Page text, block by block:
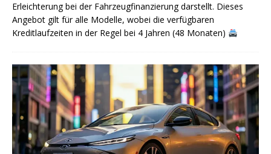
Erleichterung bei der Fahrzeugfinanzierung darstellt. Dieses
Angebot gilt für alle Modelle, wobei die verfügbaren
Kreditlaufzeiten in der Regel bei 4 Jahren (48 Monaten)